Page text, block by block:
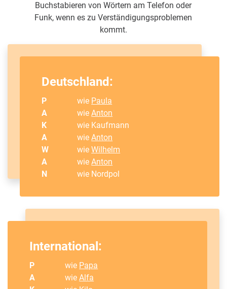
Buchstabieren von Wörtern am Telefon oder
Funk, wenn es zu Verständigungsproblemen
kommt.
Deutschland:
P wie Paula
A
wieAnton
K
wie Kaufmann
A
wieAnton
W
wieWilhelm
A
wieAnton
N
wie Nordpol
International:
P wie Papa
A
wieAlfa